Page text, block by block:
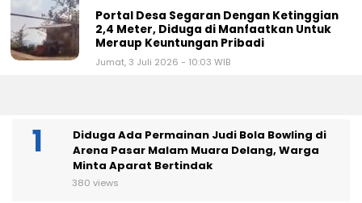
Portal Desa Segaran Dengan Ketinggian
2,4 Meter, Diduga di Manfaatkan Untuk
Meraup Keuntungan Pribadi
Jumat, 3 Juli 2026 - 10:03 WIB
Diduga Ada Permainan Judi Bola Bowling di
Arena Pasar Malam Muara Delang, Warga
Minta Aparat Bertindak
380 views